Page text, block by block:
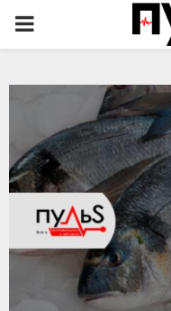
PRIMARY